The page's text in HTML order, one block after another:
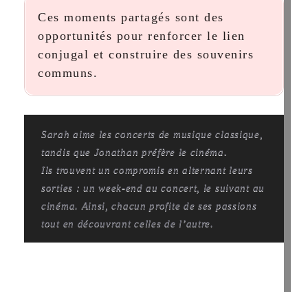
Ces moments partagés sont des
opportunités pour renforcer le lien
conjugal et construire des souvenirs
communs.
Sarah aime les concerts de musique classique,
tandis que Jonathan préfère le cinéma.
Ils trouvent un compromis en alternant leurs
sorties : un week-end au concert, le suivant au
cinéma. Ainsi, chacun profite de ses passions
tout en découvrant celles de l’autre.